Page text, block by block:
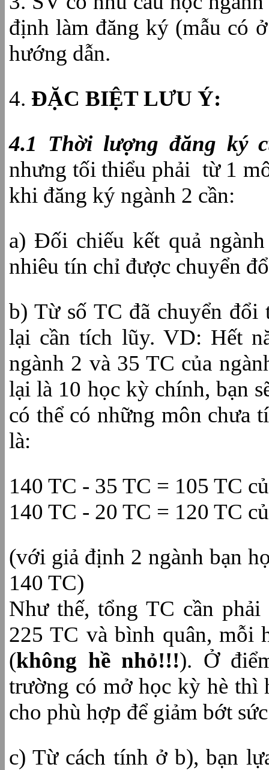
định làm đăng ký (mẫu có
hướng dẫn.
4. ĐẶC BIỆT LƯU Ý:
4.1 Thời lượng đăng ký
nhưng tối thiểu phải từ 1
khi đăng ký ngành 2 cần:
a) Đối chiếu kết quả
nhiêu tín chỉ được chuyển
b) Từ số TC đã chuyển đổi
lại cần tích lũy. VD: Hết
ngành 2 và 35 TC của
lại là 10 học kỳ chính, bạn
có thể có những môn chưa
là:
140 TC - 35 TC = 105 TC
140 TC - 20 TC = 120 TC
(với giả định 2 ngành bạn
140 TC)
Như thế, tổng TC cần
225 TC và bình quân, mỗi
(không hề nhỏ!!!). Ở
trường có mở học kỳ hè thì
cho phù hợp để giảm bớt
c) Từ cách tính ở b), bạn